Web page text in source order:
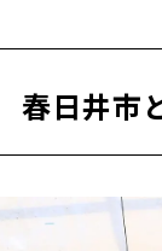
春日井市